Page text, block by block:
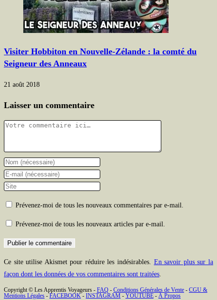
Visiter Hobbiton en Nouvelle-Zélande : la comté du
Seigneur des Anneaux
21 août 2018
Laisser un commentaire
Comment
Enter
your
name
to
Enter
your
to
Saisir
votre
(facultatif)
Prévenez-moi de tous les nouveaux commentaires par e-mail.
Prévenez-moi de tous les nouveaux articles par e-mail.
Ce site utilise Akismet pour réduire les indésirables. En savoir plus sur la
façon dont les données de vos commentaires sont traitées.
Copyright © Les Apprentis Voyageurs - FAQ - Conditions Générales de Vente - CGU &
Mentions Légales - FACEBOOK - INSTAGRAM - YOUTUBE - À Propos